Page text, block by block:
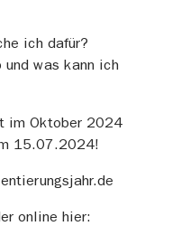
ich dafür?
was kann ich
im Oktober 2024
15.07.2024!
online hier: